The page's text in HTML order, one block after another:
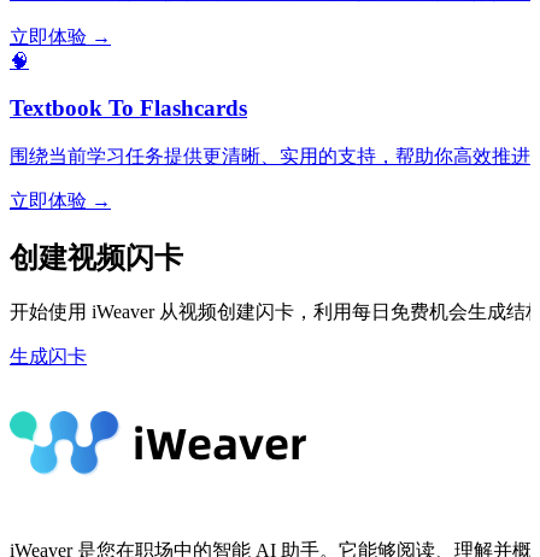
立即体验 →
🧠
Textbook To Flashcards
围绕当前学习任务提供更清晰、实用的支持，帮助你高效推进
立即体验 →
创建视频闪卡
开始使用 iWeaver 从视频创建闪卡，利用每日免费机会生成结
生成闪卡
iWeaver 是您在职场中的智能 AI 助手。它能够阅读、理解并